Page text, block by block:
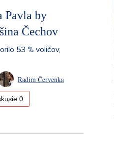
Pavla by
Čechov
53 % voličov,
Radim Červenka
0